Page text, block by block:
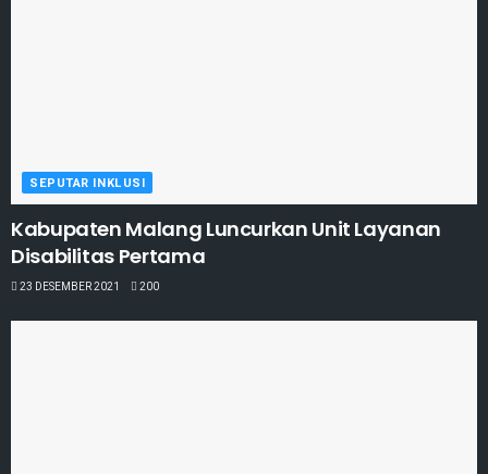
SEPUTAR INKLUSI
Kabupaten Malang Luncurkan Unit Layanan
Disabilitas Pertama
23 DESEMBER 2021 200